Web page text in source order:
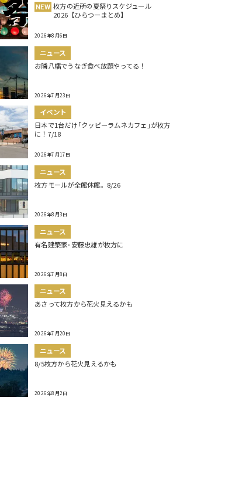
NEW 枚方の近所の夏祭りスケジュール
2026【ひらつーまとめ】
2026年8月6日
ニュース
お隣八幡でうなぎ食べ放題やってる！
2026年7月23日
イベント
日本で1台だけ｢クッピーラムネカフェ｣が枚方
に！7/18
2026年7月17日
ニュース
枚方モールが全館休館。8/26
2026年8月3日
ニュース
有名建築家･安藤忠雄が枚方に
2026年7月8日
ニュース
あさって枚方から花火見えるかも
2026年7月20日
ニュース
8/5枚方から花火見えるかも
2026年8月2日